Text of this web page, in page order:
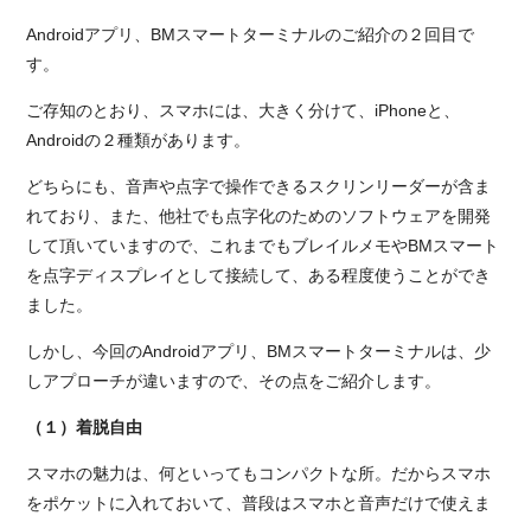
Androidアプリ、BMスマートターミナルのご紹介の２回目で
す。
ご存知のとおり、スマホには、大きく分けて、iPhoneと、
Androidの２種類があります。
どちらにも、音声や点字で操作できるスクリンリーダーが含ま
れており、また、他社でも点字化のためのソフトウェアを開発
して頂いていますので、これまでもブレイルメモやBMスマート
を点字ディスプレイとして接続して、ある程度使うことができ
ました。
しかし、今回のAndroidアプリ、BMスマートターミナルは、少
しアプローチが違いますので、その点をご紹介します。
（１）着脱自由
スマホの魅力は、何といってもコンパクトな所。だからスマホ
をポケットに入れておいて、普段はスマホと音声だけで使えま